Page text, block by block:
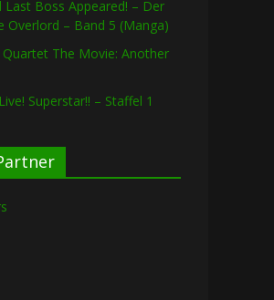
Last Boss Appeared! – Der
Overlord – Band 5 (Manga)
Quartet The Movie: Another
Superstar!! – Staffel 1